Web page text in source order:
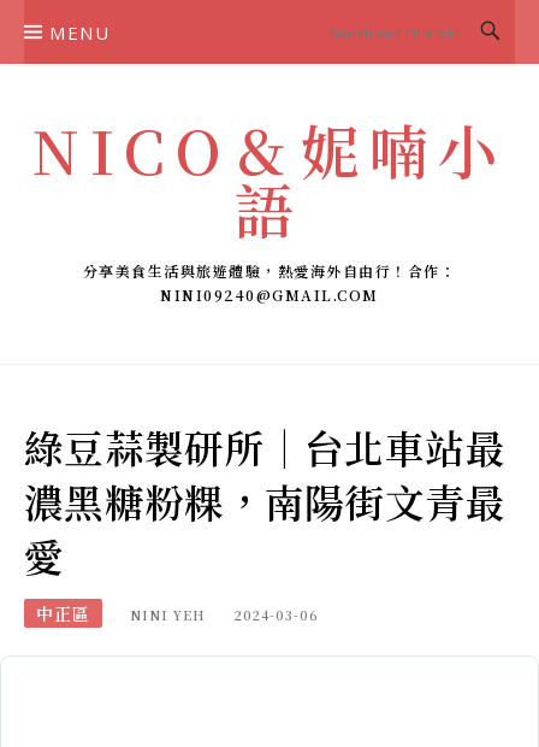
MENU
NICO＆妮喃小
語
分享美食生活與旅遊體驗，熱愛海外自由行！合作：
NINI09240@GMAIL.COM
綠豆蒜製研所｜台北車站最
濃黑糖粉粿，南陽街文青最
愛
中正區 NINI YEH 2024-03-06